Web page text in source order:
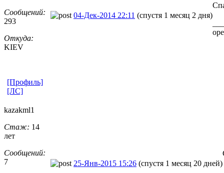
Сообщений:
293
Откуда:
KIEV
04-Дек-2014 22:11 (спустя 1 месяц 2 дня)
[Профиль]
[ЛС]
kazakml1
Стаж: 14
лет
Сообщений:
7
25-Янв-2015 15:26 (спустя 1 месяц 20 дней)